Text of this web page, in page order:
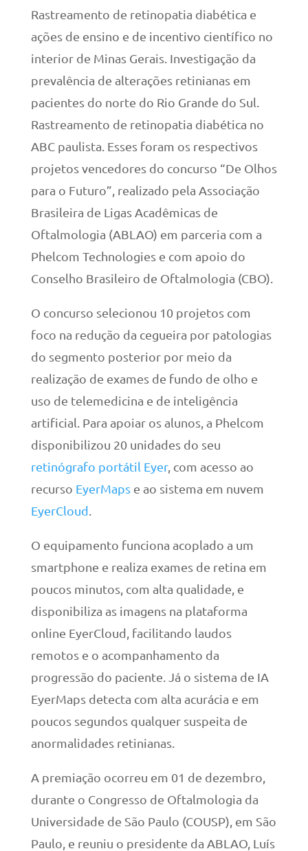
Rastreamento de retinopatia diabética e
ações de ensino e de incentivo científico no
interior de Minas Gerais. Investigação da
prevalência de alterações retinianas em
pacientes do norte do Rio Grande do Sul.
Rastreamento de retinopatia diabética no
ABC paulista. Esses foram os respectivos
projetos vencedores do concurso “De Olhos
para o Futuro”, realizado pela Associação
Brasileira de Ligas Acadêmicas de
Oftalmologia (ABLAO) em parceria com a
Phelcom Technologies e com apoio do
Conselho Brasileiro de Oftalmologia (CBO).
O concurso selecionou 10 projetos com
foco na redução da cegueira por patologias
do segmento posterior por meio da
realização de exames de fundo de olho e
uso de telemedicina e de inteligência
artificial. Para apoiar os alunos, a Phelcom
disponibilizou 20 unidades do seu
retinógrafo portátil Eyer, com acesso ao
recurso EyerMapse ao sistema em nuvem
EyerCloud
O equipamento funciona acoplado a um
smartphone e realiza exames de retina em
poucos minutos, com alta qualidade, e
disponibiliza as imagens na plataforma
online EyerCloud, facilitando laudos
remotos e o acompanhamento da
progressão do paciente. Já o sistema de IA
EyerMaps detecta com alta acurácia e em
poucos segundos qualquer suspeita de
anormalidades retinianas.
A premiação ocorreu em 01 de dezembro,
durante o Congresso de Oftalmologia da
Universidade de São Paulo (COUSP), em São
Paulo, e reuniu o presidente da ABLAO, Luís